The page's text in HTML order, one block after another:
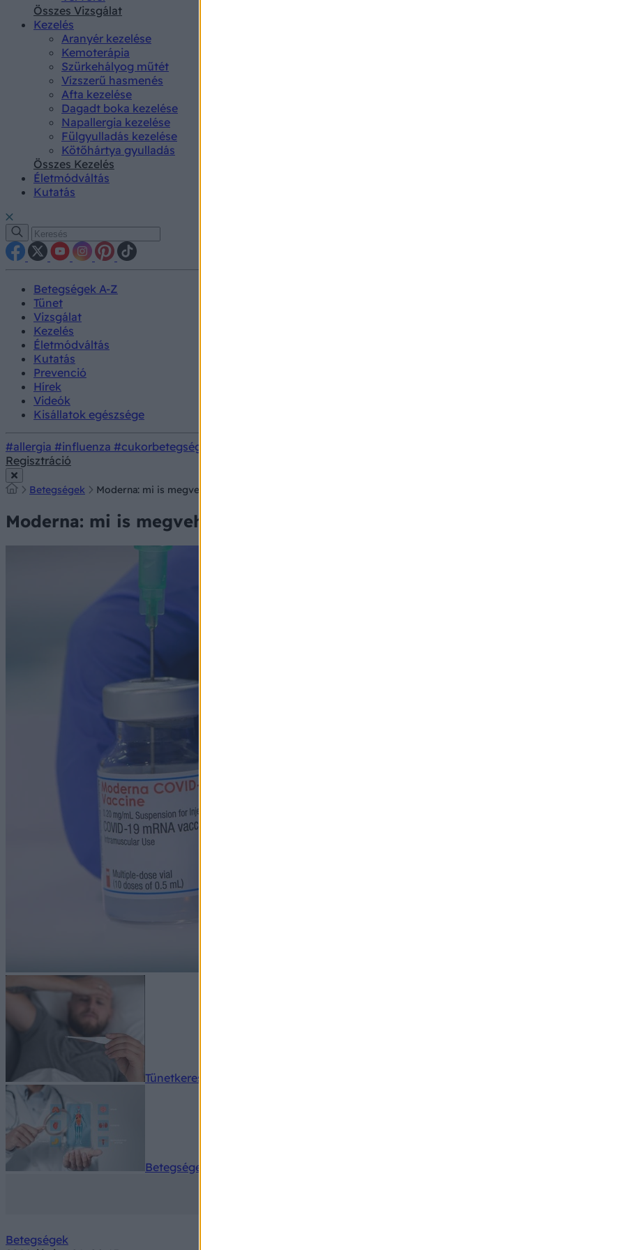
Összes Vizsgálat
Kezelés
Aranyér kezelése
Kemoterápia
Szürkehályog műtét
Vízszerű hasmenés
Afta kezelése
Dagadt boka kezelése
Napallergia kezelése
Fülgyulladás kezelése
Kötőhártya gyulladás
Összes Kezelés
Életmódváltás
Kutatás
Betegségek A-Z
Tünet
Vizsgálat
Kezelés
Életmódváltás
Kutatás
Prevenció
Hírek
Videók
Kisállatok egészsége
#allergia #influenza #cukorbetegség
Regisztráció
Betegségek Moderna: mi is megvehetjük majd a védőoltást
Moderna: mi is megvehetjük majd a védőoltást
Tünetkereső
Betegségek A-Z
Betegségek